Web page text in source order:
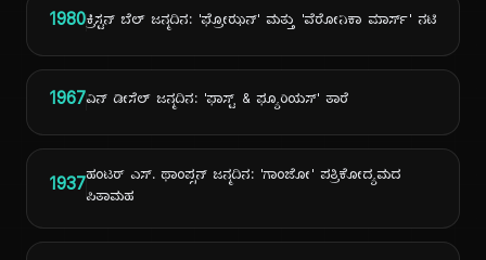
1980ಕ್ರಿಸ್ಟನ್ ಬೆಲ್ ಜನ್ಮದಿನ: 'ಫ್ರೋಝನ್' ಮತ್ತು 'ವೆರೋನಿಕಾ ಮಾರ್ಸ್' ನಟಿ
1967ವಿನ್ ಡೀಸೆಲ್ ಜನ್ಮದಿನ: 'ಫಾಸ್ಟ್ & ಫ್ಯೂರಿಯಸ್' ತಾರೆ
1937ಹಂಟರ್ ಎಸ್. ಥಾಂಪ್ಸನ್ ಜನ್ಮದಿನ: 'ಗಾಂಜೋ' ಪತ್ರಿಕೋದ್ಯಮದ
ಪಿತಾಮಹ